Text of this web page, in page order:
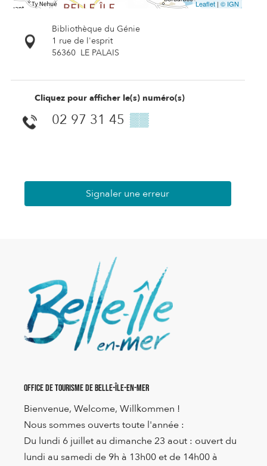
Leaflet | © IGN
Bibliothèque du Génie
1 rue de l'esprit
56360 LE PALAIS
Cliquez pour afficher le(s) numéro(s)
02 97 31 45 ▒▒
Signaler une erreur
Office de Tourisme de Belle-Île-en-Mer
Bienvenue, Welcome, Willkommen !
Nous sommes ouverts toute l'année :
Du lundi 6 juillet au dimanche 23 aout : ouvert du
lundi au samedi de 9h à 13h00 et de 14h00 à